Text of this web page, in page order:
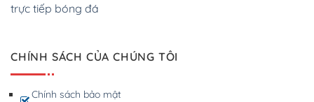
trực tiếp bóng đá
CHÍNH SÁCH CỦA CHÚNG TÔI
Chính sách bảo mật